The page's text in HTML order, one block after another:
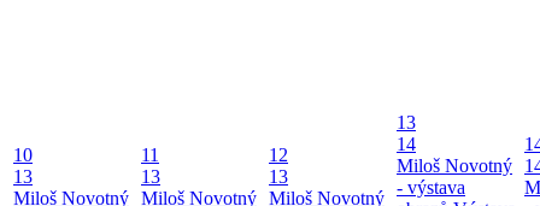
10
13
Miloš Novotný
11
13
Miloš Novotný
12
13
Miloš Novotný
13
14
Miloš Novotný
- výstava